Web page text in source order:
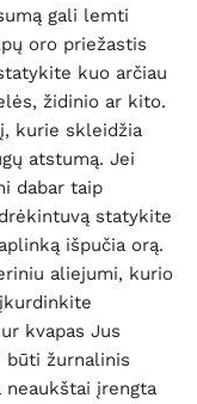
gali lemti
oro priežastis
kuo arčiau
židinio ar kito.
kurie skleidžia
atstumą. Jei
dabar taip
statykite
išpučia orą.
aliejumi, kurio
kvapas Jus
būti žurnalinis
įrengta